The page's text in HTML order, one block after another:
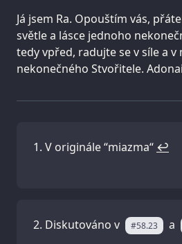
Já jsem Ra. Opouštím vás,
světle a lásce jednoho
tedy vpřed, radujte se v síle a
nekonečného Stvořitele.
V originále “miazma“ ↩
Diskutováno v #58.23 a